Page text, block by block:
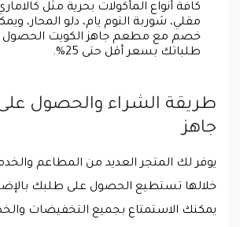
كافة أنواع المأكولات بحرية مثل
مقلي، شوربة التوم يام، دلو المحار،
خصم مع مطعم جاهز الكويت الحصول
طلباتك بسعر أقل حتى 25%.
طريقة الشراء والحصول
جاهز
يوفر لك المتجر العديد من المطاعم
خلالها تستطيع الحصول على طلبك
يمكنك الاستمتاع بجميع التخفيضات